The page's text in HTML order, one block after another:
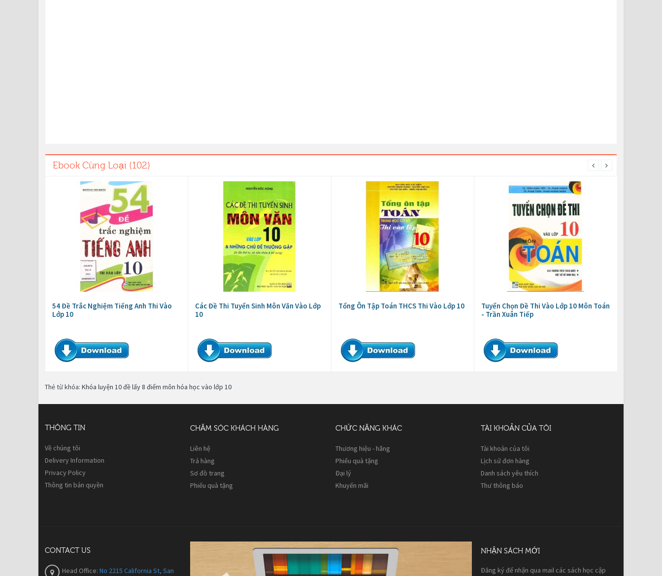
Ebook Cùng Loại (102)
54 Đề Trắc Nghiệm Tiếng Anh Thi Vào
Lớp 10
Các Đề Thi Tuyển Sinh Môn Văn Vào Lớp
10
Tổng Ôn Tập Toán THCS Thi Vào Lớp 10
Tuyển Chọn Đề Thi Vào Lớp 10 Môn Toán
- Trần Xuân Tiếp
Thẻ từ khóa: Khóa luyện 10 đề lấy 8 điểm môn hóa học vào lớp 10
THÔNG TIN
Về chúng tôi
Delivery Information
Privacy Policy
Thông tin bản quyền
CHĂM SÓC KHÁCH HÀNG
Liên hệ
Trả hàng
Sơ đồ trang
Phiếu quà tặng
CHỨC NĂNG KHÁC
Thương hiệu - hãng
Phiếu quà tặng
Đại lý
Khuyến mãi
TÀI KHOẢN CỦA TÔI
Tài khoản của tôi
Lịch sử đơn hàng
Danh sách yêu thích
Thư thông báo
CONTACT US
Head Office: No 2215 California St, San
NHẬN SÁCH MỚI
Đăng ký để nhận qua mail các sách học cập